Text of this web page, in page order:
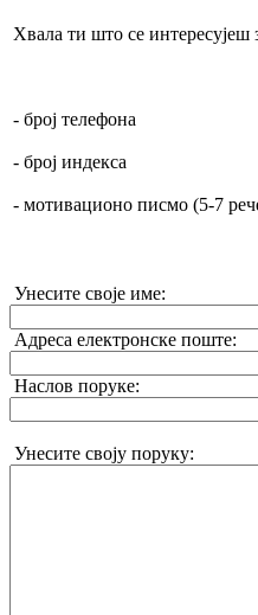
Хвала ти што се
- број телефона
- број индекса
- мотивационо писмо (5-7
Унесите своје име:
Адреса електронске поште:
Наслов поруке:
Унесите своју поруку: